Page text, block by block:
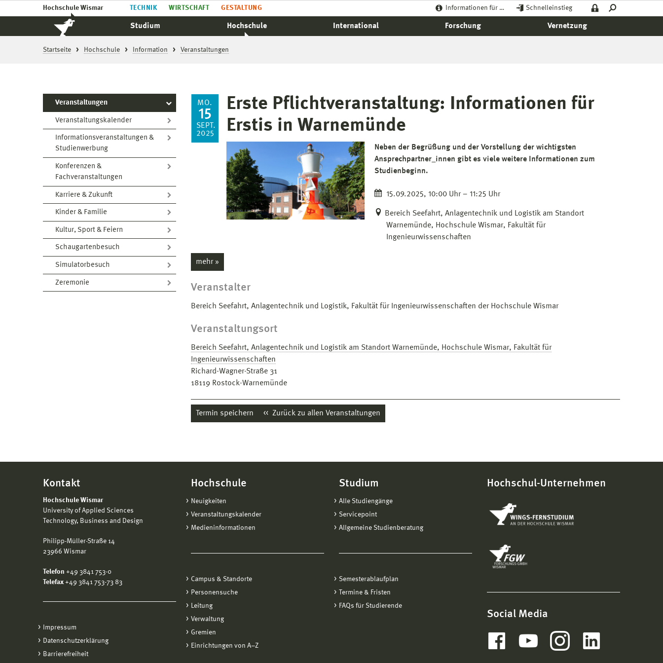
Hochschule Wismar TECHNIK WIRTSCHAFT GESTALTUNG Informationen für … Schnelleinstieg
Studium Hochschule International Forschung Vernetzung
Startseite Hochschule Information Veranstaltungen
Veranstaltungen
Veranstaltungskalender
Informationsveranstaltungen &
Studienwerbung
Konferenzen &
Fachveranstaltungen
Karriere & Zukunft
Kinder & Familie
Kultur, Sport & Feiern
Schaugartenbesuch
Simulatorbesuch
Zeremonie
MO.
15
SEPT.
2025
Erste Pflichtveranstaltung: Informationen für
Erstis in Warnemünde
Neben der Begrüßung und der Vorstellung der wichtigsten
Ansprechpartner_innen gibt es viele weitere Informationen zum
Studienbeginn.
15.09.2025, 10:00 Uhr – 11:25 Uhr
Bereich Seefahrt, Anlagentechnik und Logistik am Standort
Warnemünde, Hochschule Wismar, Fakultät für
Ingenieurwissenschaften
mehr »
Veranstalter
Bereich Seefahrt, Anlagentechnik und Logistik, Fakultät für Ingenieurwissenschaften der Hochschule Wismar
Veranstaltungsort
Bereich Seefahrt, Anlagentechnik und Logistik am Standort Warnemünde, Hochschule Wismar, Fakultät für
Ingenieurwissenschaften
Richard-Wagner-Straße 31
18119 Rostock-Warnemünde
Termin speichern Zurück zu allen Veranstaltungen
Kontakt
Hochschule Wismar
University of Applied Sciences
Technology, Business and Design
Philipp-Müller-Straße 14
23966 Wismar
Telefon +49 3841 753-0
Telefax +49 3841 753-73 83
Impressum
Datenschutzerklärung
Barrierefreiheit
Hochschule
Neuigkeiten
Veranstaltungskalender
Medieninformationen
Campus & Standorte
Personensuche
Leitung
Verwaltung
Gremien
Einrichtungen von A−Z
Studium
Alle Studiengänge
Servicepoint
Allgemeine Studienberatung
Semesterablaufplan
Termine & Fristen
FAQs für Studierende
Hochschul-Unternehmen
Social Media